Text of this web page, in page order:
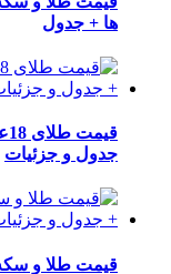
ها + جدول
جدول و جزئیات